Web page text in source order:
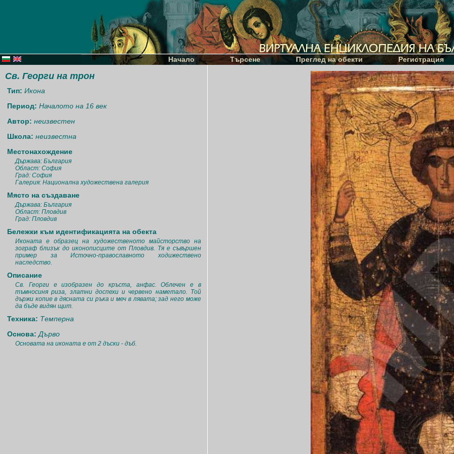
Начало Търсене Преглед на обекти Регистрация
Св. Георги на трон
Тип: Икона
Период: Началото на 16 век
Автор: неизвестен
Школа: неизвестна
Местонахождение
Държава: България
Област: София
Град: София
Галерия: Национална художествена галерия
Място на създаване
Държава: България
Област: Пловдив
Град: Пловдив
Бележки към идентификацията на обекта
Иконата е образец на художественото майсторство на
зограф близък до иконописците от Пловдив. Тя е съвършен
пример за Источно-православното ходижествено
наследство.
Описание
Св. Георги е изобразен до кръста, анфас. Облечен е в
тъмносиня риза, златни доспехи и червено наметало. Той
държи копие в дясната си ръка и меч в лявата; зад него може
да бъде видян щит.
Техника: Темперна
Основа: Дърво
Основата на иконата е от 2 дъски - дъб.